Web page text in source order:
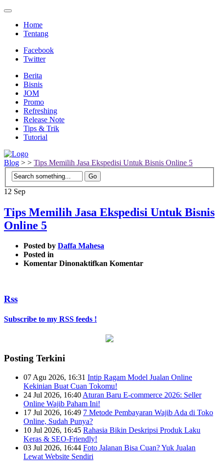
Home
Tentang
Facebook
Twitter
Berita
Bisnis
JOM
Promo
Refreshing
Release Note
Tips & Trik
Tutorial
Blog > > Tips Memilih Jasa Ekspedisi Untuk Bisnis Online 5
12 Sep
Tips Memilih Jasa Ekspedisi Untuk Bisnis
Online 5
Posted by Daffa Mahesa
Posted in
Komentar Dinonaktifkan pada
5
Komentar
Rss
Subscribe to my RSS feeds !
Posting Terkini
07 Agu 2026, 16:31 Intip Ragam Model Jualan Online
Kekinian Buat Cuan Tokomu!
24 Jul 2026, 16:40 Aturan Baru E-commerce 2026: Seller
Online Wajib Paham Ini!
17 Jul 2026, 16:49 7 Metode Pembayaran Wajib Ada di Toko
Online, Sudah Punya?
10 Jul 2026, 16:45 Rahasia Bikin Deskripsi Produk Laku
Keras & SEO-Friendly!
03 Jul 2026, 16:44 Foto Jalanan Bisa Cuan? Yuk Jualan
Lewat Website Sendiri